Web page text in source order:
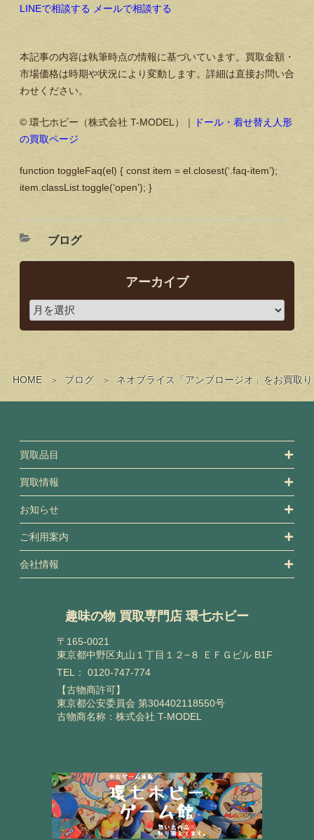
HOME ブログ ネオブライス「アンブロージオ」をお買取
LINEで相談する
メールで相談する
本記事の内容は執筆時点の情報に基づいています。買取金額・
市場価格は時期や状況により変動します。詳細は直接お問い合
わせください。
© 環七ホビー（株式会社 T-MODEL）｜
ドール・着せ替え人形
の買取ページ
function toggleFaq(el) { const item = el.closest(‘.faq-item’);
item.classList.toggle(‘open’); }
ブログ
アーカイブ
買取品目
買取情報
お知らせ
ご利用案内
会社情報
趣味の物 買取専門店 環七ホビー
〒165-0021
東京都中野区丸山１丁目１２−８ ＥＦＧビル B1F
TEL： 0120-747-774
【古物商許可】
東京都公安委員会 第304402118550号
古物商名称：株式会社 T-MODEL